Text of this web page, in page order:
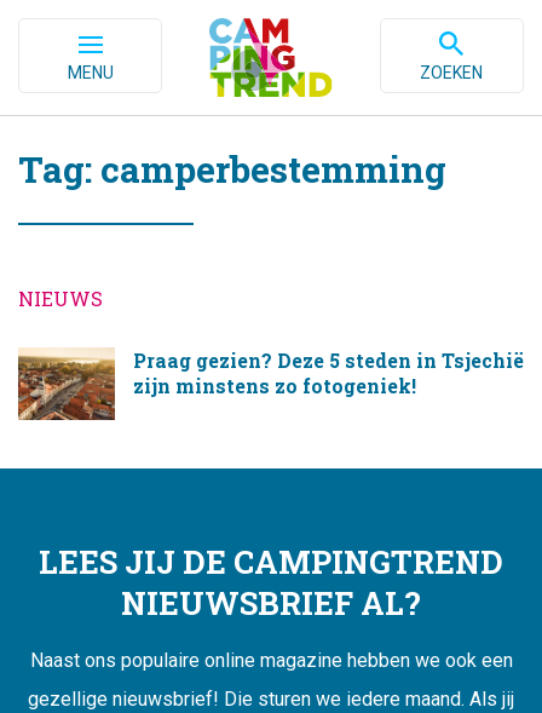
MENU ZOEKEN
Tag: camperbestemming
NIEUWS
Praag gezien? Deze 5 steden in Tsjechië
zijn minstens zo fotogeniek!
LEES JIJ DE CAMPINGTREND
NIEUWSBRIEF AL?
Naast ons populaire online magazine hebben we ook een
gezellige nieuwsbrief! Die sturen we iedere maand. Als jij